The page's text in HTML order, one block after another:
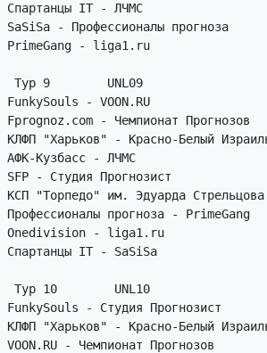
Спартанцы IT - ЛЧМС
SaSiSa - Профессионалы прогноза
PrimeGang - liga1.ru
Тур 9        UNL09
FunkySouls - VOON.RU
Fprognoz.com - Чемпионат Прогнозов
КЛФП "Харьков" - Красно-Белый
АФК-Кузбасс - ЛЧМС
SFP - Студия Прогнозист
КСП "Торпедо" им. Эдуарда
Профессионалы прогноза - PrimeGang
Onedivision - liga1.ru
Спартанцы IT - SaSiSa
Тур 10        UNL10
FunkySouls - Студия Прогнозист
КЛФП "Харьков" - Красно-Белый
VOON.RU - Чемпионат Прогнозов